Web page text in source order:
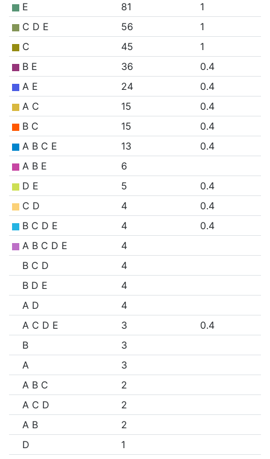
E
81
1
C D E
56
1
C
45
1
B E
36
0.4
A E
24
0.4
A C
15
0.4
B C
15
0.4
A B C E
13
0.4
A B E
6
D E
5
0.4
C D
4
0.4
B C D E
4
0.4
A B C D E
4
B C D
4
B D E
4
A D
4
A C D E
3
0.4
B
3
A
3
A B C
2
A C D
2
A B
2
D
1